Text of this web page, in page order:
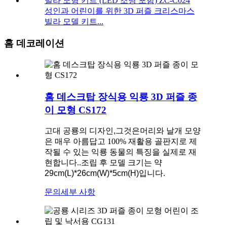
성인과 어린이를 위한 3D 퍼즐 크리스마스
빌라 모델 키트...
홈 데코레이션
홈 데스크탑 장식용 익룡 3D 퍼즐 종
이 모형 CS172
고대 공룡의 디자인,그것은머리와 날개 모양
은 매우 아름답고 100% 재활용 골판지로 제
작될 수 있는 익룡 동물의 특징을 실제로 재
현합니다..조립 후 모델 크기는 약
29cm(L)*26cm(W)*5cm(H)입니다.
문의 세부 사항